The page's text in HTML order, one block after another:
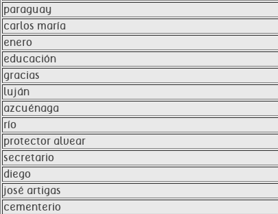
paraguay
carlos maría
enero
educación
gracias
luján
azcuénaga
río
protector alvear
secretario
diego
josé artigas
cementerio